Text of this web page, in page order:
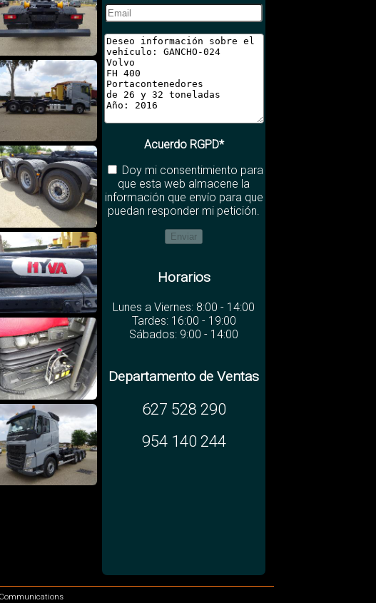
Acuerdo RGPD*
Doy mi consentimiento para
que esta web almacene la
información que envío para que
puedan responder mi petición.
Horarios
Lunes a Viernes: 8:00 - 14:00
Tardes: 16:00 - 19:00
Sábados: 9:00 - 14:00
Departamento de Ventas
627 528 290
954 140 244
Communications